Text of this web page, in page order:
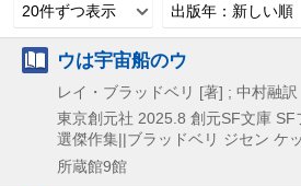
20件ずつ表示 出版年：新しい順
ウは宇宙船のウ
レイ・ブラッドベリ [著] ; 中村融訳
東京創元社 2025.8 創元SF文庫 SF
選傑作集||ブラッドベリ ジセン ケ
所蔵館9館